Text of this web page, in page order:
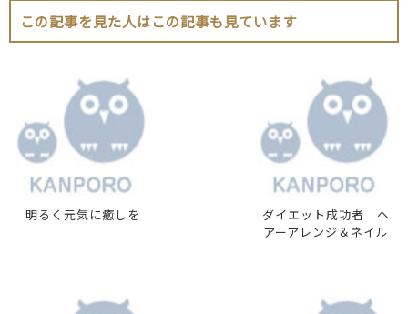
この記事を見た人はこの記事も見ています
明るく元気に癒しを
ダイエット成功者 ヘ
アーアレンジ＆ネイル